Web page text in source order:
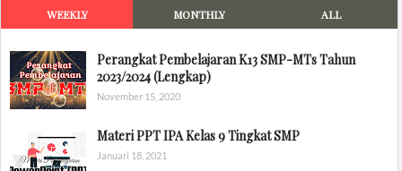
WEEKLY MONTHLY ALL
Perangkat Pembelajaran K13 SMP-MTs Tahun
2023/2024 (Lengkap)
November 15, 2020
Materi PPT IPA Kelas 9 Tingkat SMP
Januari 18, 2021